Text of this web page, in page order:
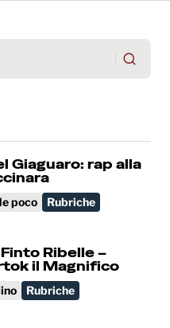
Giaguaro: rap alla
poco
Rubriche
Ribelle –
il Magnifico
Rubriche